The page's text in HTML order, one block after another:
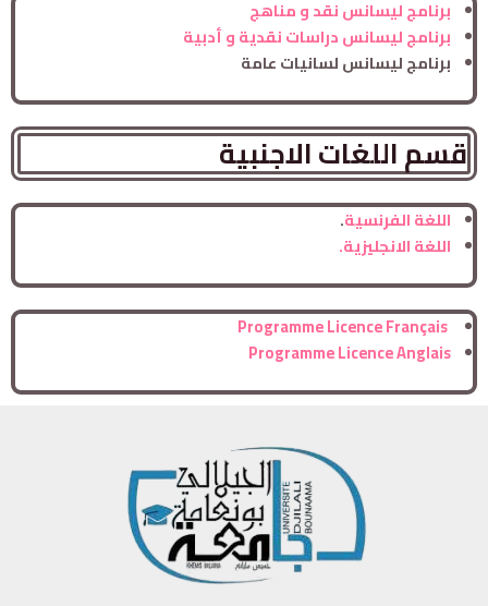
برنامج ليسانس نقد و مناهج
برنامج ليسانس دراسات نقدية و أدبية
برنامج ليسانس لسانيات عامة
قسم اللغات الاجنبية
اللغة الفرنسية.
اللغة الانجليزية.
Programme Licence Anglais